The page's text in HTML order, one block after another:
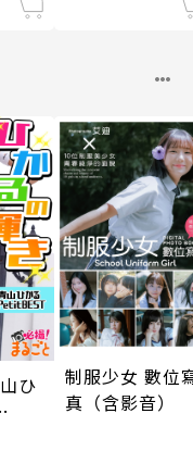
ひ
制服少女 數位
真（含影音）